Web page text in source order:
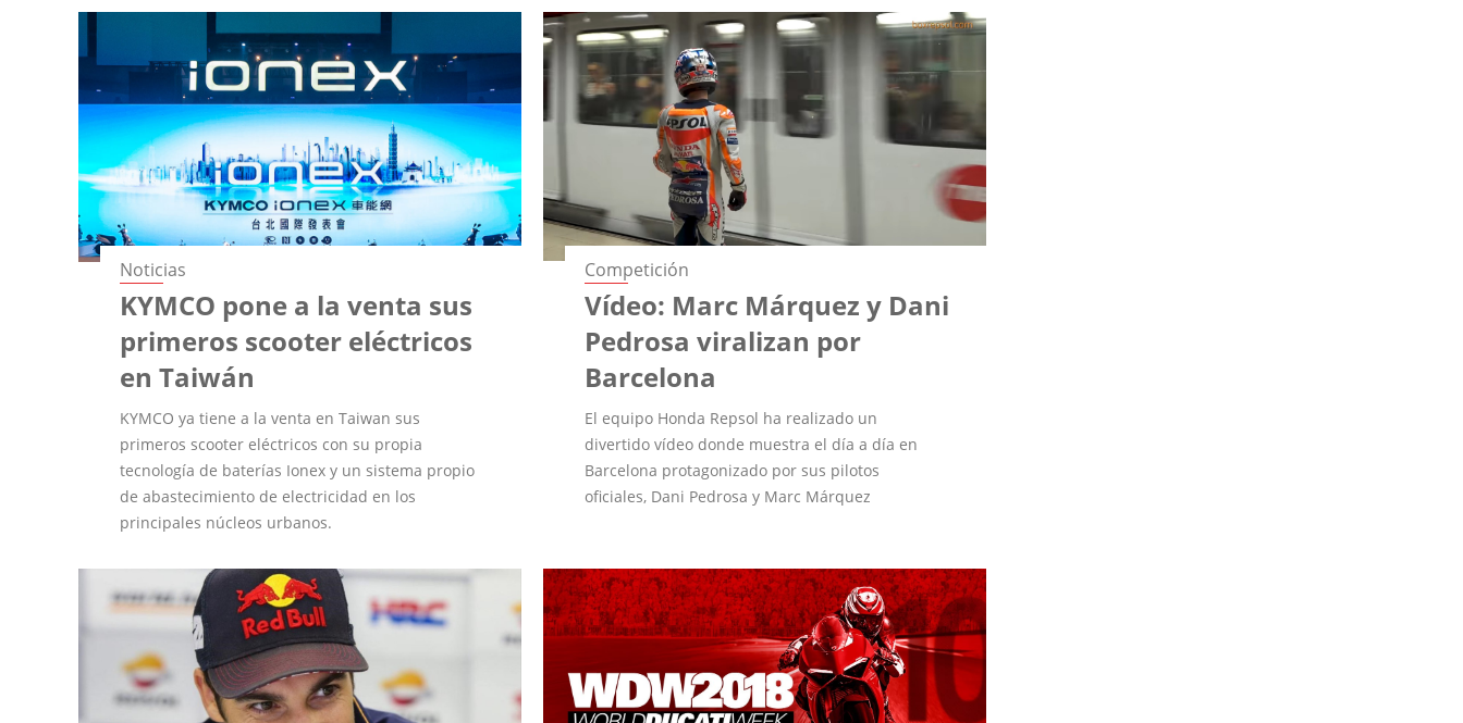
Noticias
KYMCO pone a la venta sus
primeros scooter eléctricos
en Taiwán
KYMCO ya tiene a la venta en Taiwan sus
primeros scooter eléctricos con su propia
tecnología de baterías Ionex y un sistema propio
de abastecimiento de electricidad en los
principales núcleos urbanos.
Competición
Vídeo: Marc Márquez y Dani
Pedrosa viralizan por
Barcelona
El equipo Honda Repsol ha realizado un
divertido vídeo donde muestra el día a día en
Barcelona protagonizado por sus pilotos
oficiales, Dani Pedrosa y Marc Márquez